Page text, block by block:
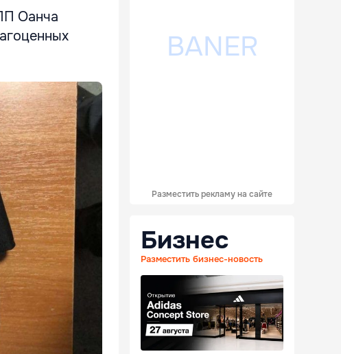
Оанча
Разместить рекламу на сайте
Бизнес
Разместить бизнес-новость